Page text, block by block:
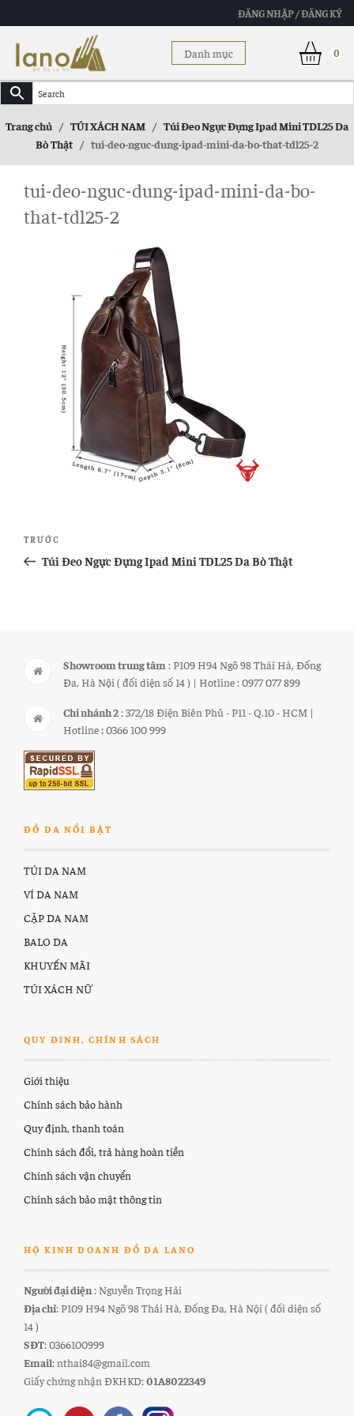
ĐĂNG NHẬP / ĐĂNG KÝ
Danh mục 0
Trang chủ / TÚI XÁCH NAM / Túi Đeo Ngực Đựng Ipad Mini TDL25 Da
Bò Thật / tui-deo-nguc-dung-ipad-mini-da-bo-that-tdl25-2
tui-deo-nguc-dung-ipad-mini-da-bo-
that-tdl25-2
Điều
hướng
Bài
cũ
TRƯỚC
Túi Đeo Ngực Đựng Ipad Mini TDL25 Da Bò Thật
Showroom trung tâm : P109 H94 Ngõ 98 Thái Hà, Đống
Đa, Hà Nội ( đối diện số 14 ) | Hotline : 0977 077 899
Chi nhánh 2 : 372/18 Điện Biên Phủ - P11 - Q.10 - HCM |
Hotline : 0366 100 999
ĐỒ DA NỔI BẬT
TÚI DA NAM
VÍ DA NAM
CẶP DA NAM
BALO DA
KHUYẾN MÃI
TÚI XÁCH NỮ
QUY ĐINH, CHÍNH SÁCH
Giới thiệu
Chính sách bảo hành
Quy định, thanh toán
Chính sách đổi, trả hàng hoàn tiền
Chính sách vận chuyển
Chính sách bảo mật thông tin
HỘ KINH DOANH ĐỒ DA LANO
Người đại diện : Nguyễn Trọng Hải
Địa chỉ: P109 H94 Ngõ 98 Thái Hà, Đống Đa, Hà Nội ( đối diện số
14 )
SĐT: 0366100999
Email: nthai84@gmail.com
Giấy chứng nhận ĐKHKD:01A8022349